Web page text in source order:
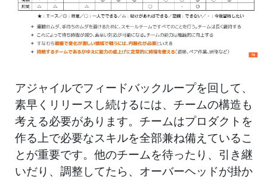
アジャイルでフィードバックループを回して、
素早くリリースし続けるには、チームの構造も
考える必要があります。チームはプロダクトを
作る上で必要なスキルを全部兼ね備えているこ
とが重要です。他のチームを待ったり、引き継
いだり、調整してたら、オーバーヘッドが掛か